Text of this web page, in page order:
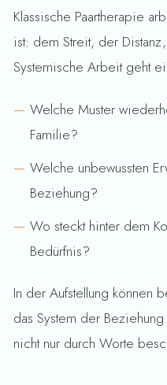
Klassische Paartherapie
ist: dem Streit, der
Systemische Arbeit geht
Welche Muster
Familie?
Welche unbewussten
Beziehung?
Wo steckt hinter dem
Bedürfnis?
In der Aufstellung können
das System der
nicht nur durch Worte